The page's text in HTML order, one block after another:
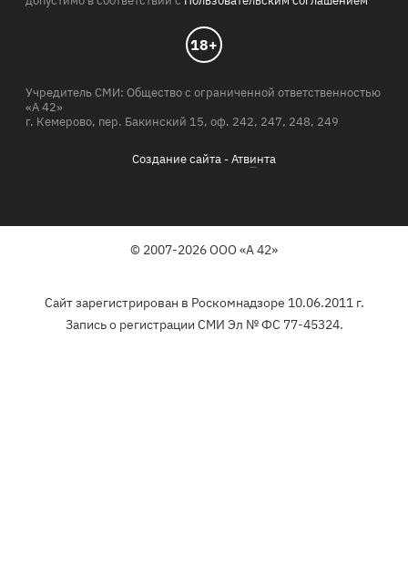
18+
Учредитель СМИ: Общество с ограниченной ответственностью
«А 42»
г. Кемерово, пер. Бакинский 15, оф. 242, 247, 248, 249
Создание сайта -Атвинта
© 2007-2026 ООО «А 42»
Сайт зарегистрирован в Роскомнадзоре 10.06.2011 г.
Запись о регистрации СМИ Эл № ФС 77-45324.